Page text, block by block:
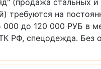
(продажа стальных и
требуются на
до 120 000 РУБ в
РФ, спецодежда. Без